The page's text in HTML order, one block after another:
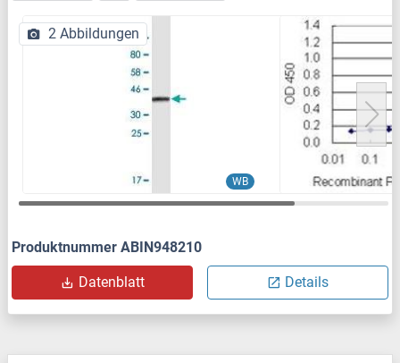
WB
2 Abbildungen
Produktnummer ABIN948210
Datenblatt Details